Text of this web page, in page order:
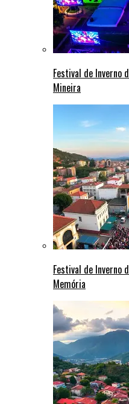
Festival de Inverno
Mineira
Festival de Inverno
Memória